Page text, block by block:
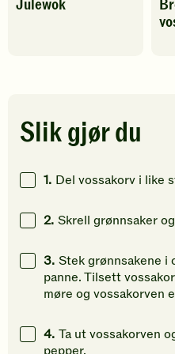
oppskriften
Klikk
for
gi
din
Julewok
Slik gjør du
1. Del vossakorv i like
2. Skrell grønnsaker
3. Stek grønnsakene i
panne. Tilsett
møre og vossakorven
4. Ta ut vossakorven